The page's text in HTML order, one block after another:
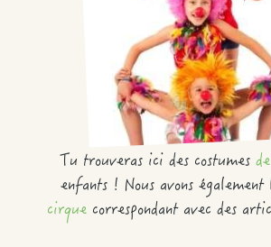
Tu trouveras ici des costumes
enfants ! Nous avons également
cirque correspondant avec des